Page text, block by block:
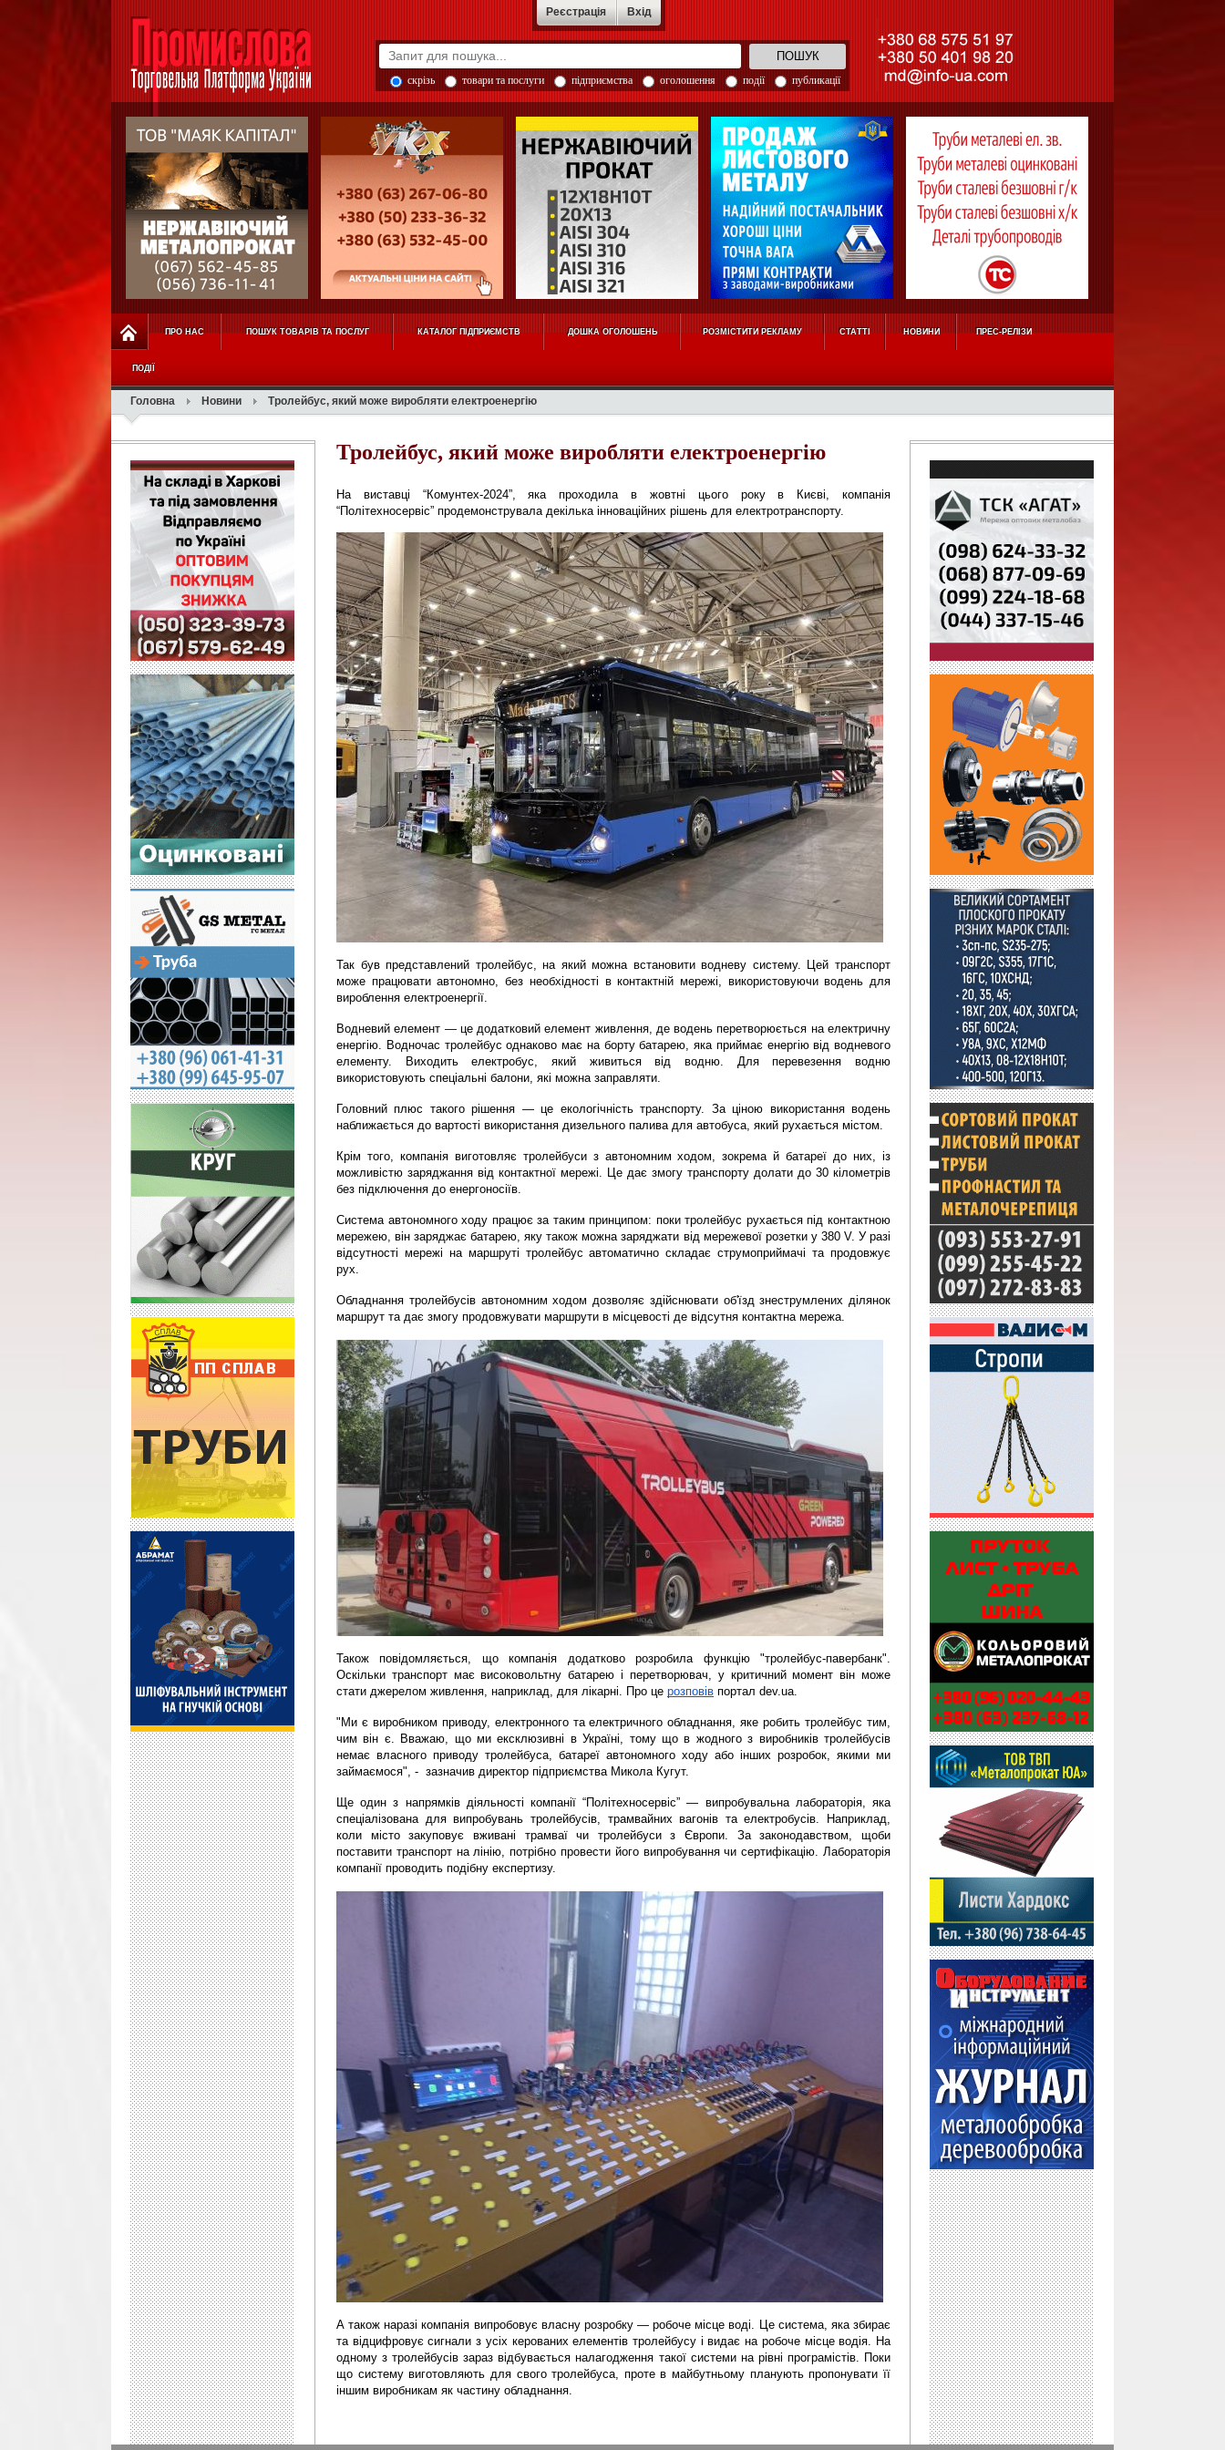
Реєстрація Вхід
скрізь товари та послуги підприємства оголошення події публикації
ПРО НАС ПОШУК ТОВАРІВ ТА ПОСЛУГ КАТАЛОГ ПІДПРИЄМСТВ ДОШКА ОГОЛОШЕНЬ РОЗМІСТИТИ РЕКЛАМУ СТАТТІ НОВИНИ ПРЕС-РЕЛІЗИ
ПОДІЇ
Головна Новини Тролейбус, який може виробляти електроенергію
Тролейбус, який може виробляти електроенергію
На виставці “Комунтех-2024”, яка проходила в жовтні цього року в Києві, компанія
“Політехносервіс” продемонструвала декілька інноваційних рішень для електротранспорту.
Так був представлений тролейбус, на який можна встановити водневу систему. Цей транспорт
може працювати автономно, без необхідності в контактній мережі, використовуючи водень для
вироблення електроенергії.
Водневий елемент — це додатковий елемент живлення, де водень перетворюється на електричну
енергію. Водночас тролейбус однаково має на борту батарею, яка приймає енергію від водневого
елементу. Виходить електробус, який живиться від водню. Для перевезення водню
використовують спеціальні балони, які можна заправляти.
Головний плюс такого рішення — це екологічність транспорту. За ціною використання водень
наближається до вартості використання дизельного палива для автобуса, який рухається містом.
Крім того, компанія виготовляє тролейбуси з автономним ходом, зокрема й батареї до них, із
можливістю заряджання від контактної мережі. Це дає змогу транспорту долати до 30 кілометрів
без підключення до енергоносіїв.
Система автономного ходу працює за таким принципом: поки тролейбус рухається під контактною
мережею, він заряджає батарею, яку також можна заряджати від мережевої розетки у 380 V. У разі
відсутності мережі на маршруті тролейбус автоматично складає струмоприймачі та продовжує
рух.
Обладнання тролейбусів автономним ходом дозволяє здійснювати об'їзд знеструмлених ділянок
маршрут та дає змогу продовжувати маршрути в місцевості де відсутня контактна мережа.
Також повідомляється, що компанія додатково розробила функцію "тролейбус-павербанк".
Оскільки транспорт має високовольтну батарею і перетворювач, у критичний момент він може
стати джерелом живлення, наприклад, для лікарні. Про це розповів портал dev.ua.
"Ми є виробником приводу, електронного та електричного обладнання, яке робить тролейбус тим,
чим він є. Вважаю, що ми ексклюзивні в Україні, тому що в жодного з виробників тролейбусів
немає власного приводу тролейбуса, батареї автономного ходу або інших розробок, якими ми
займаємося", -  зазначив директор підприємства Микола Кугут.
Ще один з напрямків діяльності компанії “Політехносервіс” — випробувальна лабораторія, яка
спеціалізована для випробувань тролейбусів, трамвайних вагонів та електробусів. Наприклад,
коли місто закуповує вживані трамваї чи тролейбуси з Європи. За законодавством, щоби
поставити транспорт на лінію, потрібно провести його випробування чи сертифікацію. Лабораторія
компанії проводить подібну експертизу.
А також наразі компанія випробовує власну розробку — робоче місце воді. Це система, яка збирає
та відцифровує сигнали з усіх керованих елементів тролейбусу і видає на робоче місце водія. На
одному з тролейбусів зараз відбувається налагодження такої системи на рівні програмістів. Поки
що систему виготовляють для свого тролейбуса, проте в майбутньому планують пропонувати її
іншим виробникам як частину обладнання.